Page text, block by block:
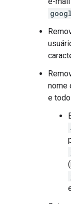
nome
e